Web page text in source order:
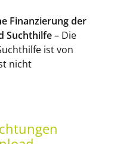
Finanzierung der
Suchthilfe– Die
ist von
nicht